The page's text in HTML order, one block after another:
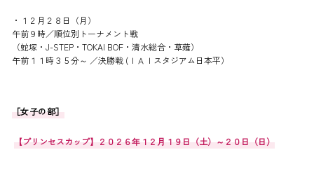
・１２月２８日（月）
午前９時／順位別トーナメント戦
（蛇塚・J-STEP・TOKAI BOF・清水総合・草薙）
午前１１時３５分～ ／決勝戦 (ＩＡＩスタジアム日本平）
［女子の部］
【プリンセスカップ】２０２６年１２月１９日（土）～２０日（日）